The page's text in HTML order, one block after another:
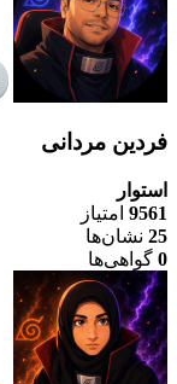
فردین مردانی
استوار
9561 امتیاز
25 نشان‌ها
0 گواهی‌ها